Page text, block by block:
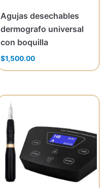
Agujas desechables
dermografo universal
con boquilla
$1,500.00